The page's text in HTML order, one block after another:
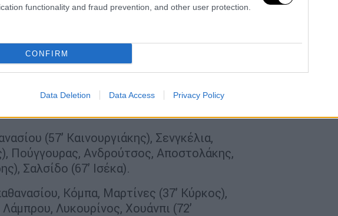
functionality and fraud prevention, and other user protection.
CONFIRM
Data Deletion Data Access Privacy Policy
Βόλου σε παιχνίδι που διεξήχθη
με νίκη μια ονειρεμένη χρονιά. Η
το Κύπελλο Ελλάδας και είχε
League της επόμενης σεζόν.
με τον Φούντα, όμως ο Βόλος ισοφάρισε
ξανά προβάδισμα στον ΟΦΗ με πέναλτι
τελικό 3-1 στο 71’.
(57’ Καινουργιάκης), Σενγκέλια,
Πούγγουρας, Ανδρούτσος, Αποστολάκης,
Σαλσίδο (67’ Ισέκα).
Κόμπα, Μαρτίνες (37’ Κύρκος),
Λυκουρίνος, Χουάνπι (72’